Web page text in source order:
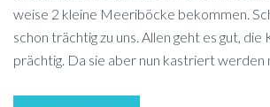
wei­se 2 klei­ne Mee­ri­bö­cke be­kom­men.
schon träch­tig zu uns. Al­len geht es gut, die
präch­tig. Da sie aber nun kas­triert wer­den